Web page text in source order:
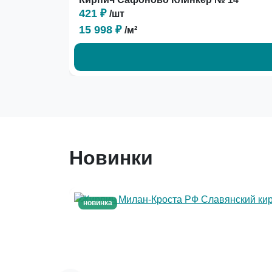
421 ₽ /шт
15 998 ₽ /м²
Новинки
новинка